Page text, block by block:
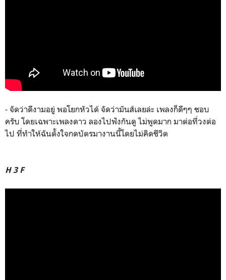
- จัดว่าดีงามอยู่ พอโยกหัวได้ จัดว่ามันส์เลยล่ะ เพลงก็ดีๆๆ ชอบ
ครับ โดยเฉพาะเพลงดาว ลองไปฟังกันดู ไม่พูดมาก มาต่อที่วงต่อ
ไป ที่ทำให้ฉันตั้งใจกดบัตรมางานนี้โดยไม่คิดชีวิต
H 3 F